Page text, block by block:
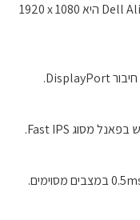
הרזולוציה המרבית של Dell Alienware AW2525HM היא ‎1920 x 1080‎